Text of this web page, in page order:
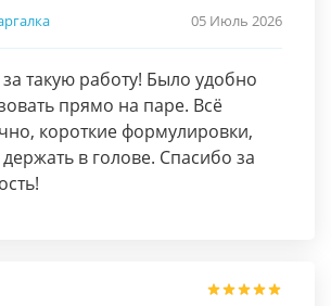
05 Июль 2026
такую работу! Было удобно
прямо на паре. Всё
короткие формулировки,
в голове. Спасибо за